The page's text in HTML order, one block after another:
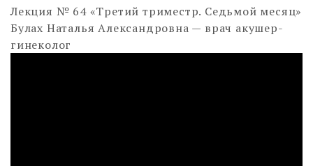
Лекция № 64 «Третий триместр. Седьмой месяц»
Булах Наталья Александровна — врач акушер-
гинеколог